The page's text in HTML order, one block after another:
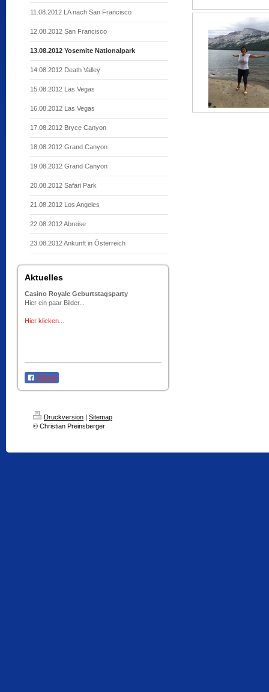
11.08.2012 LA nach San Francisco
12.08.2012 San Francisco
13.08.2012 Yosemite Nationalpark
14.08.2012 Death Valley
15.08.2012 Las Vegas
16.08.2012 Las Vegas
17.08.2012 Bryce Canyon
18.08.2012 Grand Canyon
19.08.2012 Grand Canyon
20.08.2012 Safari Park
21.08.2012 Los Angeles
22.08.2012 Abreise
23.08.2012 Ankunft in Österreich
Aktuelles
Casino Royale Geburtstagsparty
Hier ein paar Bilder...
Hier klicken...
Teilen
Druckversion | Sitemap
© Christian Preinsberger